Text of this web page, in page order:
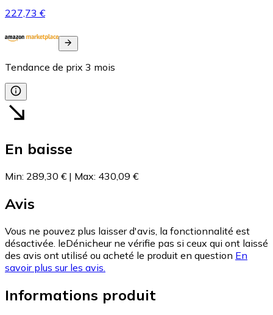
227,73 €
Tendance de prix 3 mois
En baisse
Min: 289,30 € | Max: 430,09 €
Avis
Vous ne pouvez plus laisser d'avis, la fonctionnalité est
désactivée. leDénicheur ne vérifie pas si ceux qui ont laissé
des avis ont utilisé ou acheté le produit en question En
savoir plus sur les avis.
Informations produit